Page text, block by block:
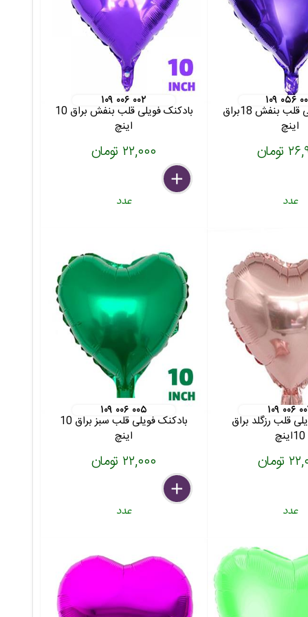
۰۵۶ ۰۰۵
بادکنک فویلی قلب بنفش 18براق
اینچ
عدد
۱۰۹ ۰۰۶ ۰۰۲
بادکنک فویلی قلب بنفش براق 10
اینچ
۲۲,۰۰۰ تومان
delete
remove
add
عدد
۰۰۶ ۰۰۷
قلب رزگلد براق
10اینچ
عدد
۱۰۹ ۰۰۶ ۰۰۵
بادکنک فویلی قلب سبز براق 10
اینچ
۲۲,۰۰۰ تومان
delete
remove
add
عدد